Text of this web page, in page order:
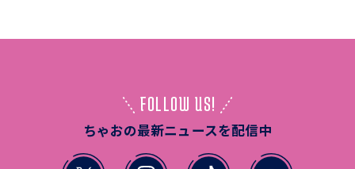
FOLLOW US!
ちゃおの最新ニュースを配信中